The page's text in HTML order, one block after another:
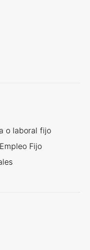
o laboral fijo
Fijo